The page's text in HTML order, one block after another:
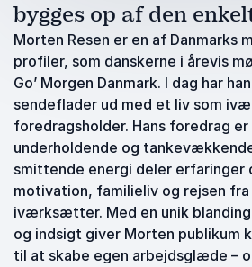
bygges op af den
Morten Resen er en af Danmarks
profiler, som danskerne i årevis
Go’ Morgen Danmark. I dag har
sendeflader ud med et liv som
foredragsholder. Hans foredrag er
underholdende og
smittende energi deler erfaringer
motivation, familieliv og rejsen
iværksætter. Med en unik
og indsigt giver Morten
til at skabe egen arbejdsglæde –